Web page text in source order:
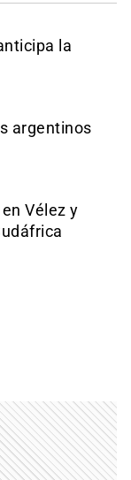
la
argentinos
Vélez y